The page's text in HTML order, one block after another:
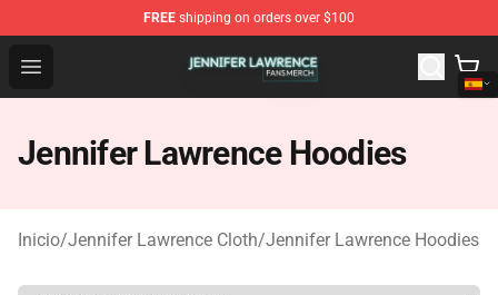
FREE shipping on orders over $100
Open menu
Jennifer Lawrence Shop - Official Jennifer Lawrence
Jennifer Lawrence Hoodies
Inicio/Jennifer Lawrence Cloth/Jennifer Lawrence Hoodies